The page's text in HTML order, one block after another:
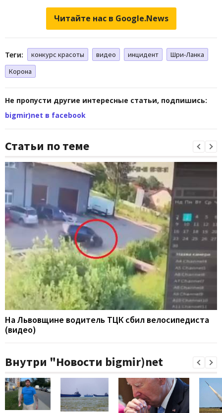
Читайте нас в Google.News
Теги: конкурс красоты видео инцидент
Шри-Ланка
Корона
Не пропусти другие интересные статьи, подпишись:
bigmir)net в facebook
Статьи по теме
На Львовщине водитель ТЦК сбил велосипедиста
(видео)
Внутри "Новости bigmir)net